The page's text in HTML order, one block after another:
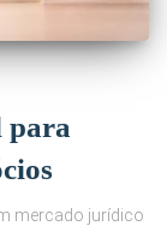
para
mercado jurídico